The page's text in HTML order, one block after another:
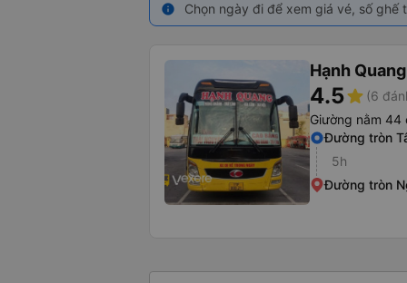
info Chọn ngày đi để xem giá vé, số
Hạnh Quang
4.5star (6
Giường nằm 44
Đường tròn
5h
Đường tròn